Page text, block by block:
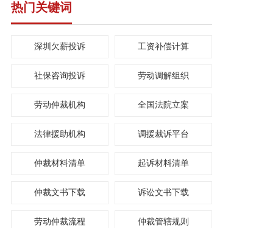
热门关键词
深圳欠薪投诉 工资补偿计算
社保咨询投诉 劳动调解组织
劳动仲裁机构 全国法院立案
法律援助机构 调援裁诉平台
仲裁材料清单 起诉材料清单
仲裁文书下载 诉讼文书下载
劳动仲裁流程 仲裁管辖规则